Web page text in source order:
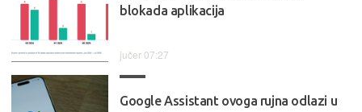
blokada aplikacija
jučer 07:27
Google Assistant ovoga rujna odlazi u